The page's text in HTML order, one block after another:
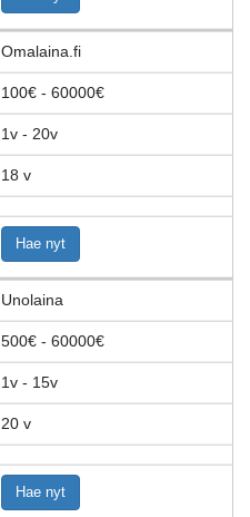
Omalaina.fi
100€ - 60000€
1v - 20v
18 v
Hae nyt
Unolaina
500€ - 60000€
1v - 15v
20 v
Hae nyt